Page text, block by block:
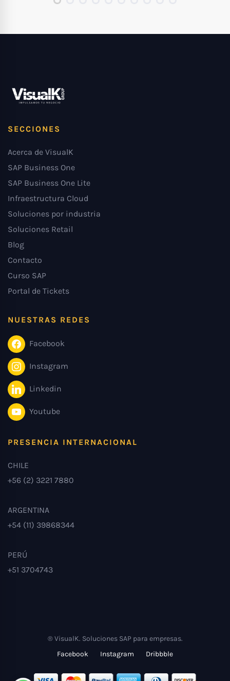
SECCIONES
Acerca de VisualK
SAP Business One
SAP Business One Lite
Infraestructura Cloud
Soluciones por industria
Soluciones Retail
Blog
Contacto
Curso SAP
Portal de Tickets
NUESTRAS REDES
Facebook
Instagram
Linkedin
Youtube
PRESENCIA INTERNACIONAL
CHILE
+56 (2) 3221 7880
ARGENTINA
+54 (11) 39868344
PERÚ
+51 3704743
® VisualK. Soluciones SAP para empresas.
Facebook
Instagram Dribbble